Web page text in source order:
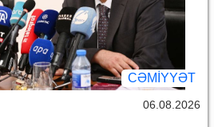
CƏMİYYƏT
06.08.2026